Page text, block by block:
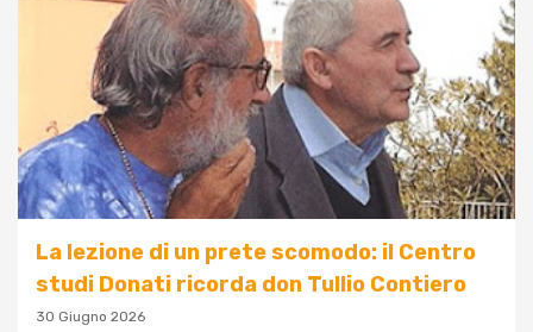
La lezione di un prete scomodo: il Centro
studi Donati ricorda don Tullio Contiero
30 Giugno 2026